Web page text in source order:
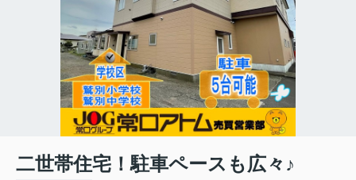
二世帯住宅！駐車ペースも広々♪